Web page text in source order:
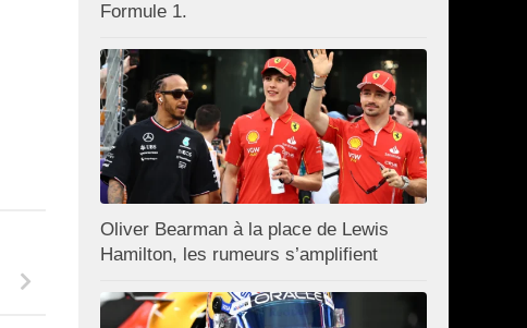
Formule 1.
Oliver Bearman à la place de Lewis
Hamilton, les rumeurs s’amplifient